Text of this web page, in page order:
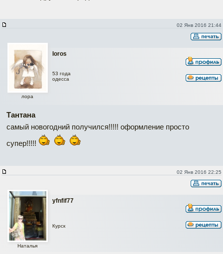
02 Янв 2016 21:44
loros
лора
53 года
одесса
Тантана
самый новогодний получился!!!!! оформление просто
супер!!!!!
02 Янв 2016 22:25
yfnfif77
Наталья
Курск